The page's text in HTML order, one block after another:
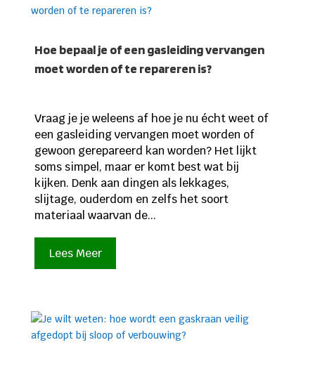
Hoe bepaal je of een gasleiding vervangen
moet worden of te repareren is?
Vraag je je weleens af hoe je nu écht weet of
een gasleiding vervangen moet worden of
gewoon gerepareerd kan worden? Het lijkt
soms simpel, maar er komt best wat bij
kijken. Denk aan dingen als lekkages,
slijtage, ouderdom en zelfs het soort
materiaal waarvan de...
Lees Meer